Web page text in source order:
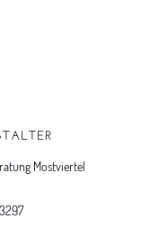
Mostviertel